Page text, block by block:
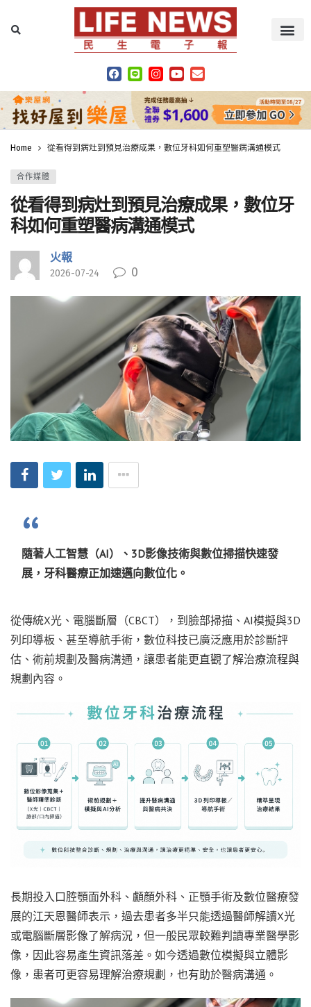
Home 從看得到病灶到預見治療成果，數位牙科如何重塑醫病溝通模式
合作媒體
從看得到病灶到預見治療成果，數位牙
科如何重塑醫病溝通模式
火報
2026-07-24 0
隨著人工智慧（AI）、3D影像技術與數位掃描快速發
展，牙科醫療正加速邁向數位化。
從傳統X光、電腦斷層（CBCT），到臉部掃描、AI模擬與3D
列印導板、甚至導航手術，數位科技已廣泛應用於診斷評
估、術前規劃及醫病溝通，讓患者能更直觀了解治療流程與
規劃內容。
長期投入口腔顎面外科、顱顏外科、正顎手術及數位醫療發
展的江天恩醫師表示，過去患者多半只能透過醫師解讀X光
或電腦斷層影像了解病況，但一般民眾較難判讀專業醫學影
像，因此容易產生資訊落差。如今透過數位模擬與立體影
像，患者可更容易理解治療規劃，也有助於醫病溝通。